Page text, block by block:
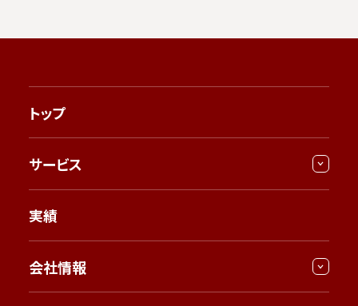
トップ
サービス
実績
会社情報